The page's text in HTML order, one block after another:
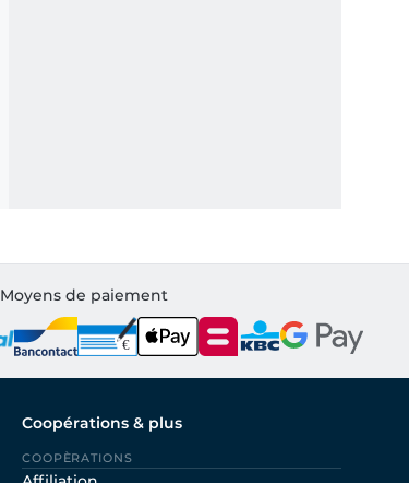
Moyens de paiement
Coopérations & plus
COOPÈRATIONS